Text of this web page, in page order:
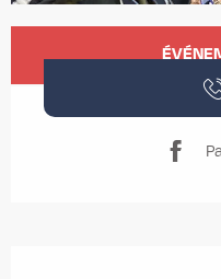
Ouverture et